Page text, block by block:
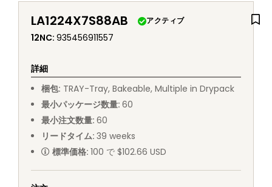
LA1224X7S88AB アクティブ
12NC: 935456911557
詳細
梱包: TRAY-Tray, Bakeable, Multiple in Drypack
最小パッケージ数量: 60
最小注文数量: 60
リードタイム: 39 weeks
標準価格: 100 で $102.66 USD